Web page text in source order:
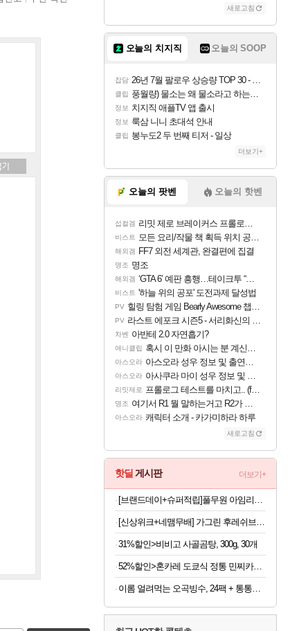
새로고침
오늘의 치지직 오늘의 SOOP
잡담 26년 7월 팔로우 상승량 TOP 30 - 월간 치지직
클립 풍월량) 물소는 왜 물소라고 하는거야? 아! 그만 ㅋㅋ
정보 치지직 애플TV 앱 출시
정보 룩삼 니니 초대석 안내
클립 봉누도2 두 번째 티저 - 일상
더보기+
오늘의 팟벤 오늘의 핫벤
섭컬겜 리밋 제로 브레이커스 프롤로그 테스트 후기 영상 업로드
비스트 모든 요리/작물 책 획득 위치 공략 (36개) - 미식가 도전과제
해외겜 FF7 외전 세계관, 완결편에 집결
명조 명조
해외겜 ‘GTA 6’ 예판 흥행…테이크투 “내부 예상 크게 넘어”
비스트 '하늘 위의 공포' 도전과제 달성법
PV 힐링 탐험 게임 Bearly Awesome 챕터 1 트레일러
PV 라스트 에포크 시즌5 - 서리화신의 분노 티저
차벤 아반테 2.0 자연흡기?
애니클립 혹시 이 만화 아시는 분 계신가요
아스오라 아스오라 성우 정보 및 출연작 모음
아스오라 아사쿠라 마이 성우 정보 및 주요 필모
리밋제로 프롤로그 테스트를 마치고.. (feat. 리아)
명조 여기서 R1 뭘 말하는거고 R2가 뭘말하는걸까요?
아스오라 캐릭터 소개 - 카가미하라 하루
새로고침
핫딜 게시판 더보기+
31%할인>비비고 사골곰탕, 300g, 30개
52%할인>혼카레 도쿄식 정통 민찌카레, 오리지널, 210g, 7개
이롬 얼려먹는 오곡빙수, 24팩 + 통통단팥 4캔, 1세트